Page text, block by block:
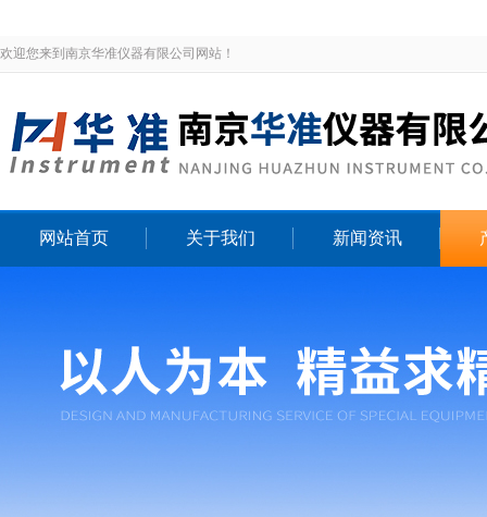
欢迎您来到南京华准仪器有限公司网站！
网站首页 关于我们 新闻资讯